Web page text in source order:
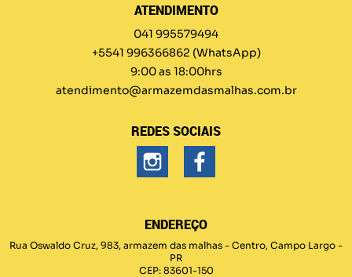
ATENDIMENTO
041 995579494
+5541 996366862 (WhatsApp)
9:00 as 18:00hrs
atendimento@armazemdasmalhas.com.br
REDES SOCIAIS
ENDEREÇO
Rua Oswaldo Cruz, 983, armazem das malhas - Centro, Campo Largo -
PR
CEP: 83601-150